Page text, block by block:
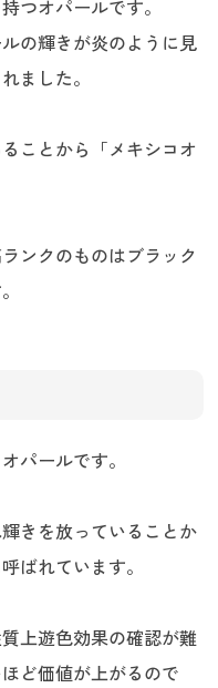
つオパールです。
の輝きが炎のように見
ました。
ことから「メキシコオ
ンクのものはブラック
パールです。
きを放っていることか
ばれています。
上遊色効果の確認が難
ど価値が上がるので